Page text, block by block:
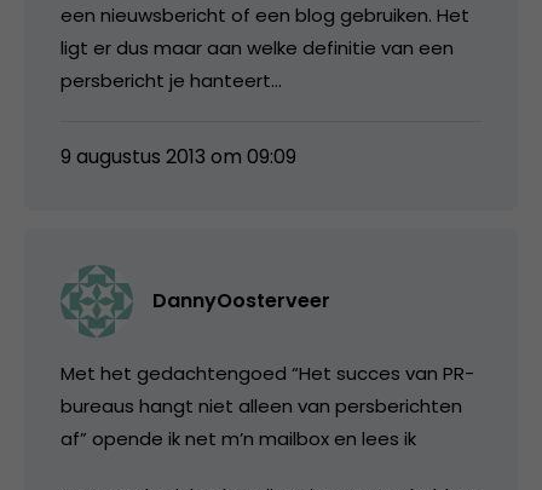
een nieuwsbericht of een blog gebruiken. Het
ligt er dus maar aan welke definitie van een
persbericht je hanteert…
9 augustus 2013 om 09:09
DannyOosterveer
Met het gedachtengoed “Het succes van PR-
bureaus hangt niet alleen van persberichten
af” opende ik net m’n mailbox en lees ik